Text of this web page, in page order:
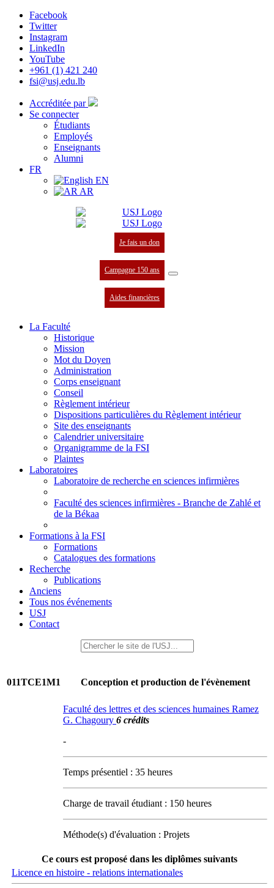
Facebook
Twitter
Instagram
LinkedIn
YouTube
+961 (1) 421 240
fsi@usj.edu.lb
Accréditée par
Se connecter
Étudiants
Employés
Enseignants
Alumni
FR
EN
AR
Je fais un don
Campagne 150 ans
Aides financières
La Faculté
Historique
Mission
Mot du Doyen
Administration
Corps enseignant
Conseil
Règlement intérieur
Dispositions particulières du Règlement intérieur
Site des enseignants
Calendrier universitaire
Organigramme de la FSI
Plaintes
Laboratoires
Laboratoire de recherche en sciences infirmières
Faculté des sciences infirmières - Branche de Zahlé et
de la Békaa
Formations à la FSI
Formations
Catalogues des formations
Recherche
Publications
Anciens
Tous nos événements
USJ
Contact
011TCE1M1 Conception et production de l'évènement
Faculté des lettres et des sciences humaines Ramez
G. Chagoury 6 crédits
-
Temps présentiel : 35 heures
Charge de travail étudiant : 150 heures
Méthode(s) d'évaluation : Projets
Ce cours est proposé dans les diplômes suivants
Licence en histoire - relations internationales